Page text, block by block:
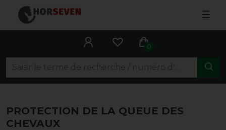
☰
0
PROTECTION DE LA QUEUE DES
CHEVAUX